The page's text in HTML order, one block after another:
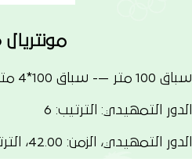
مونتريال 1976
سباق 100 متر —- سباق 100*4 متر تتابع
الدور التمهيدي: الترتيب: 6
الدور التمهيدي، الزمن: 42.00، الترتيب: 7